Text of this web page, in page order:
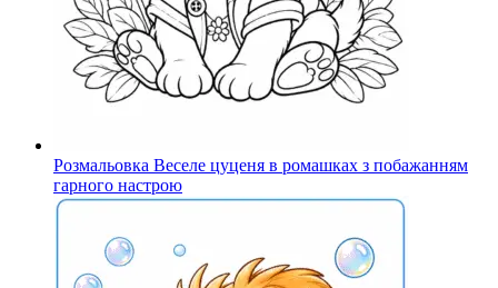
Розмальовка Веселе цуценя в ромашках з побажанням
гарного настрою